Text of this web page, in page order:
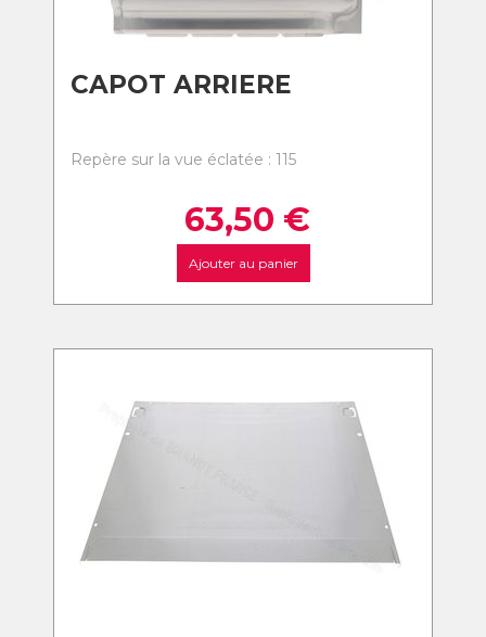
CAPOT ARRIERE
Repère sur la vue éclatée : 115
63,50 €
Ajouter au panier